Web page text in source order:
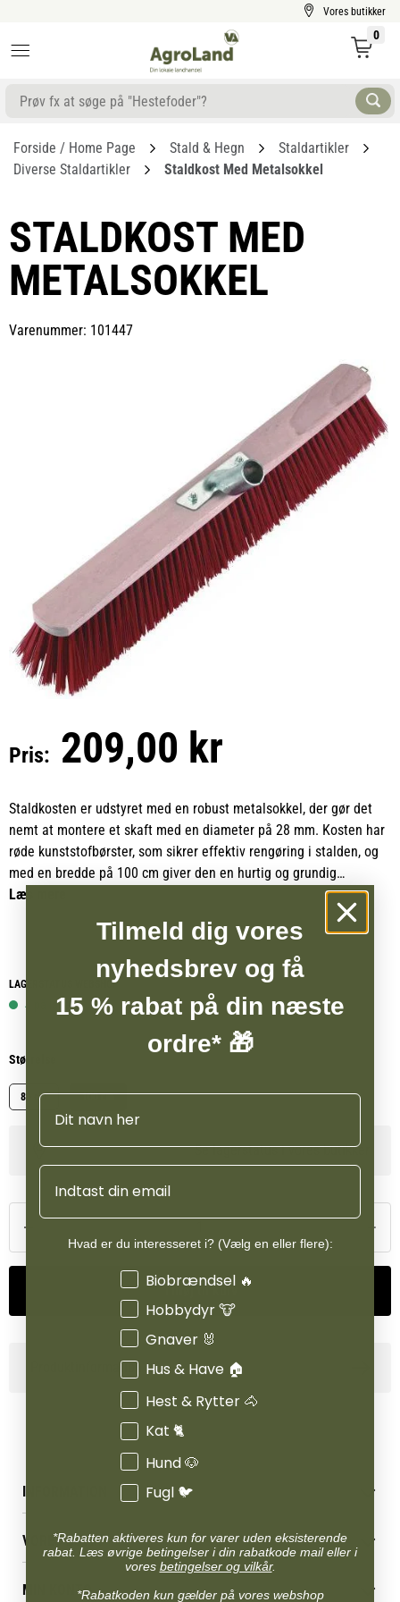
Vores butikker
0
Forside / Home Page Stald & Hegn
Staldartikler
Diverse Staldartikler
Staldkost Med Metalsokkel
STALDKOST MED
METALSOKKEL
Varenummer: 101447
Pris: 209,00 kr
Staldkosten er udstyret med en robust metalsokkel, der gør det
nemt at montere et skaft med en diameter på 28 mm. Kosten har
røde kunststofbørster, som sikrer effektiv rengøring i stalden, og
med en bredde på 100 cm giver den en hurtig og grundig
fejeevne. Kombinationen af den solide metalsokkel og de
slidstærke børster gør den til et praktisk og holdbart redskab til
Læs mere
LAGERSTATUS WEBSHOP
4 på lager
Størrelse
80 cm 100 cm
Se lagerstatus i vores butikker
Tilføj til kurv
Produktinformation
INFORMATION
Reklamations- & fortrydelsesret
Levering & afhentning
Følg din bestilling
VORES BUTIK
Job
MIN KONTO
Tilmeld dig vores
nyhedsbrev og få
15 % rabat på din næste
ordre* 🎁
Navn
Email
Hvad er du interesseret i? (Vælg en eller flere):
Interesser
Biobrændsel 🔥
Hobbydyr 🐮
Gnaver 🐰
Hus & Have 🏠
Hest & Rytter 🐴
Kat 🐈
Hund 🐶
Fugl 🐦
*Rabatten aktiveres kun for varer uden eksisterende
rabat. Læs øvrige betingelser i din rabatkode mail eller i
vores betingelser og vilkår.
*Rabatkoden kun gælder på vores webshop